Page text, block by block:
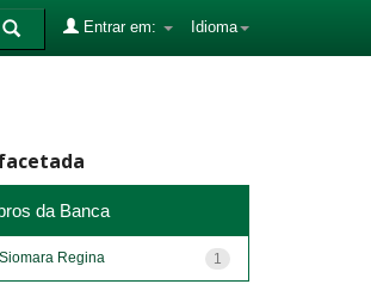
Idioma
Entrar em:
da Banca
1
Regina